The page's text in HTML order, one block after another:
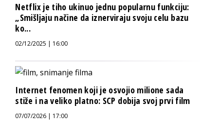
Netflix je tiho ukinuo jednu popularnu funkciju:
„Smišljaju načine da iznerviraju svoju celu bazu
ko...
02/12/2025 | 16:00
Internet fenomen koji je osvojio milione sada
stiže i na veliko platno: SCP dobija svoj prvi film
07/07/2026 | 17:00